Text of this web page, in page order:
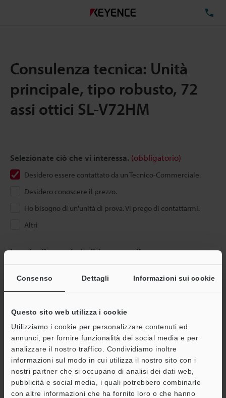
Consenso Dettagli Informazioni sui cookie
Questo sito web utilizza i cookie
Utilizziamo i cookie per personalizzare contenuti ed
annunci, per fornire funzionalità dei social media e per
analizzare il nostro traffico. Condividiamo inoltre
informazioni sul modo in cui utilizza il nostro sito con i
nostri partner che si occupano di analisi dei dati web,
pubblicità e social media, i quali potrebbero combinarle
con altre informazioni che ha fornito loro o che hanno
Consulenza tecnica: Unità
principale, tipo robusto, 72
assi ottici SL-V72HM
Selezionate ciò che vi interessa. (obbligatorio)
Desidero essere contattato da un Tecnico-Commerciale.
Desidero conoscere il prezzo.
Ho bisogno di un'unità di prova. Vi prego di contattarmi.
Altri
Inserire il proprio indirizzo e-mail
Se ha già effettuato la registrazione, inserisca qui sotto il suo
indirizzo e-mail.
Se non è ancora registrato, inserisca il suo indirizzo email qui
Indirizzo e-mail(obbligatorio)
Continua